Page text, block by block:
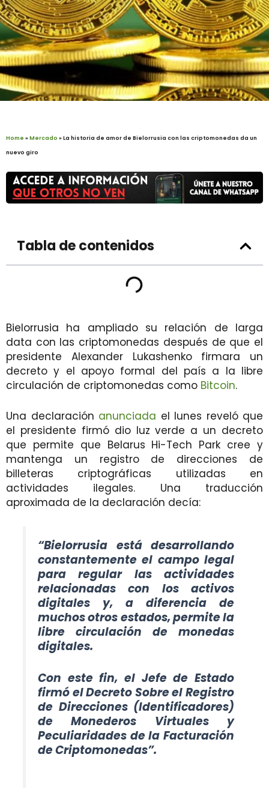
Home »Mercado »La historia de amor de Bielorrusia con las criptomonedas da un
nuevo giro
Tabla de contenidos
Bielorrusia ha ampliado su relación de larga
data con las criptomonedas después de que el
presidente Alexander Lukashenko firmara un
decreto y el apoyo formal del país a la libre
circulación de criptomonedas como Bitcoin.
Una declaración anunciada el lunes reveló que
el presidente firmó dio luz verde a un decreto
que permite que Belarus Hi-Tech Park cree y
mantenga un registro de direcciones de
billeteras criptográficas utilizadas en
actividades ilegales. Una traducción
aproximada de la declaración decía:
“Bielorrusia está desarrollando
constantemente el campo legal
para regular las actividades
relacionadas con los activos
digitales y, a diferencia de
muchos otros estados, permite la
libre circulación de monedas
digitales.
Con este fin, el Jefe de Estado
firmó el Decreto Sobre el Registro
de Direcciones (Identificadores)
de Monederos Virtuales y
Peculiaridades de la Facturación
de Criptomonedas”.